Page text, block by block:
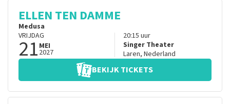
ELLEN TEN DAMME
Medusa
VRIJDAG
21 MEI
2027
20:15 uur
Singer Theater
Laren, Nederland
BEKIJK TICKETS